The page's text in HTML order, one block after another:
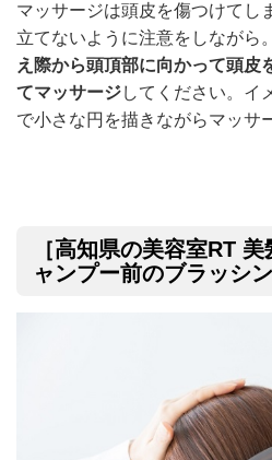
マッサージは頭皮を傷つけてし
立てないように注意をしながら。
え際から頭頂部に向かって頭皮
てマッサージしてください。イ
で小さな円を描きながらマッサ
［高知県の美容室RT
ャンプー前のブラッシ